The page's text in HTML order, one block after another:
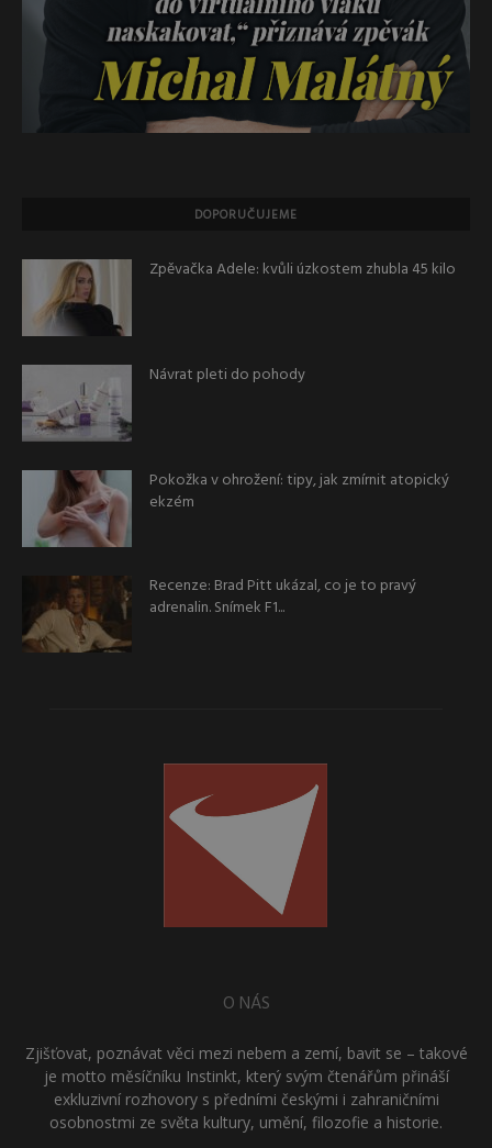
DOPORUČUJEME
Zpěvačka Adele: kvůli úzkostem zhubla 45 kilo
Návrat pleti do pohody
Pokožka v ohrožení: tipy, jak zmírnit atopický
ekzém
Recenze: Brad Pitt ukázal, co je to pravý
adrenalin. Snímek F1...
O NÁS
Zjišťovat, poznávat věci mezi nebem a zemí, bavit se – takové
je motto měsíčníku Instinkt, který svým čtenářům přináší
exkluzivní rozhovory s předními českými i zahraničními
osobnostmi ze světa kultury, umění, filozofie a historie.